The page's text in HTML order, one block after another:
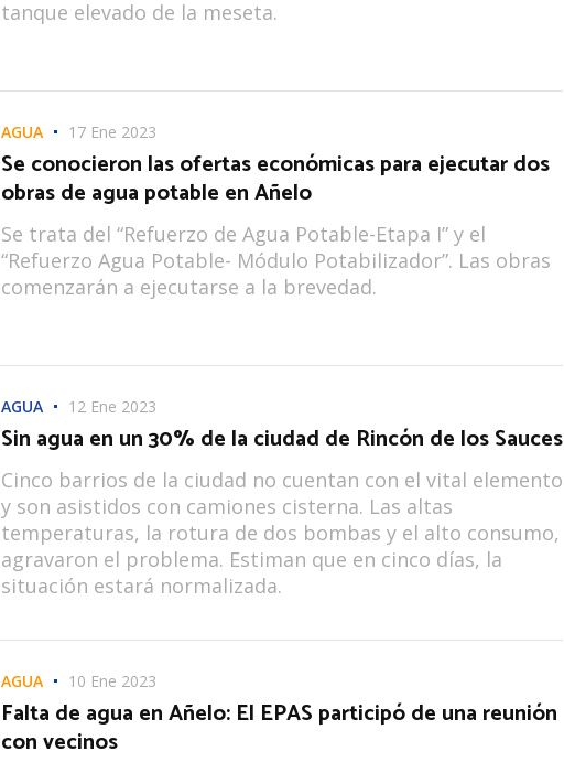
tanque elevado de la meseta.
AGUA 17 Ene 2023
Se conocieron las ofertas económicas para ejecutar dos
obras de agua potable en Añelo
Se trata del “Refuerzo de Agua Potable-Etapa I” y el
“Refuerzo Agua Potable- Módulo Potabilizador”. Las obras
comenzarán a ejecutarse a la brevedad.
AGUA 12 Ene 2023
Sin agua en un 30% de la ciudad de Rincón de los Sauces
Cinco barrios de la ciudad no cuentan con el vital elemento
y son asistidos con camiones cisterna. Las altas
temperaturas, la rotura de dos bombas y el alto consumo,
agravaron el problema. Estiman que en cinco días, la
situación estará normalizada.
AGUA 10 Ene 2023
Falta de agua en Añelo: El EPAS participó de una reunión
con vecinos